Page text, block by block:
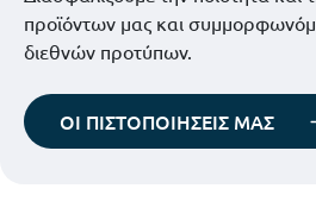
προϊόντων μας και
διεθνών προτύπων.
ΟΙ ΠΙΣΤΟΠΟΙΗΣΕΙΣ ΜΑΣ